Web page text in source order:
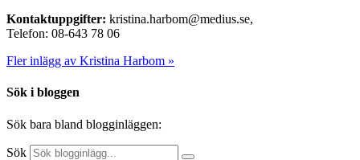
Kontaktuppgifter: kristina.harbom@medius.se,
Telefon: 08-643 78 06
Fler inlägg av Kristina Harbom »
Sök i bloggen
Sök bara bland blogginläggen:
Sök